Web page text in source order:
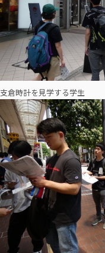
支倉時計を見学する学生